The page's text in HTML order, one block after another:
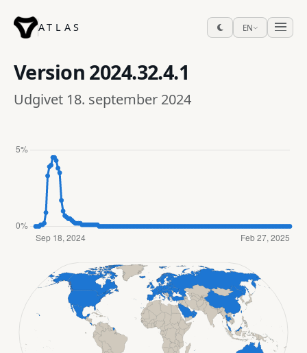
ATLAS EN
Version 2024.32.4.1
Udgivet 18. september 2024